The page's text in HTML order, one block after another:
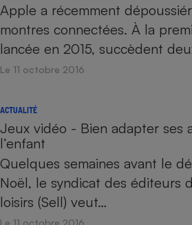
Apple a récemment
montres connectées. À la
lancée en 2015, succèdent
Le 11 octobre 2016
ACTUALITÉ
Jeux vidéo - Bien adapter ses
l’enfant
Quelques semaines avant le
Noël, le syndicat des éditeurs
loisirs (Sell) veut…